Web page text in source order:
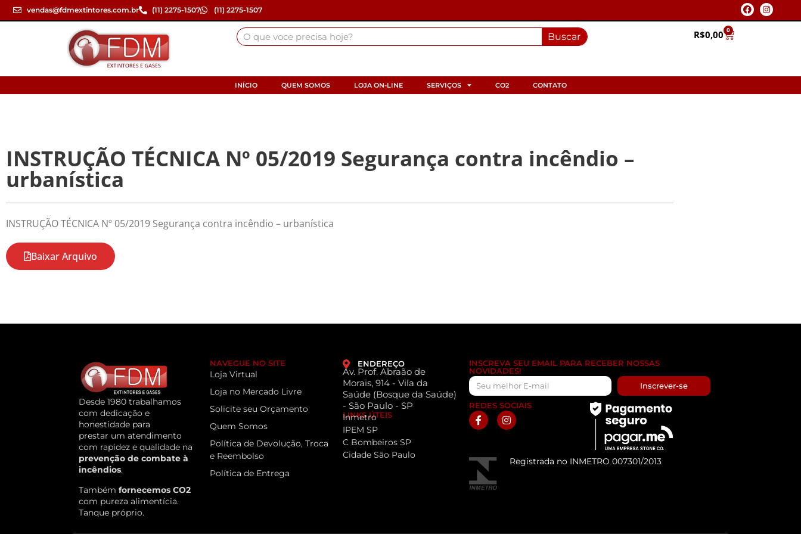
vendas@fdmextintores.com.br (11) 2275-1507 (11) 2275-1507
Buscar R$0,00 0
INÍCIO QUEM SOMOS LOJA ON-LINE SERVIÇOS CO2 CONTATO
INSTRUÇÃO TÉCNICA Nº 05/2019 Segurança contra incêndio –
urbanística
INSTRUÇÃO TÉCNICA Nº 05/2019 Segurança contra incêndio – urbanística
Baixar Arquivo
Desde 1980 trabalhamos
com dedicação e
honestidade para
prestar um atendimento
com rapidez e qualidade na
prevenção de combate à
incêndios.
Também fornecemos CO2
com pureza alimentícia.
Tanque próprio.
NAVEGUE NO SITE
Loja Virtual
Loja no Mercado Livre
Solicite seu Orçamento
Quem Somos
Política de Devolução, Troca
e Reembolso
Política de Entrega
ENDEREÇO
Av. Prof. Abraão de
Morais, 914 - Vila da
Saúde (Bosque da Saúde)
- São Paulo - SP
LINKS ÚTEIS
Inmetro
IPEM SP
C Bombeiros SP
Cidade São Paulo
INSCREVA SEU EMAIL PARA RECEBER NOSSAS
NOVIDADES!
Inscrever-se
REDES SOCIAIS
Registrada no INMETRO 007301/2013